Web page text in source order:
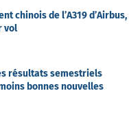
chinois de l’A319 d’Airbus,
vol
résultats semestriels
bonnes nouvelles